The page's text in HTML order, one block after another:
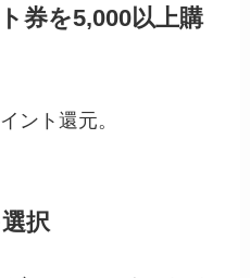
券を5,000以上購
ント還元。
択